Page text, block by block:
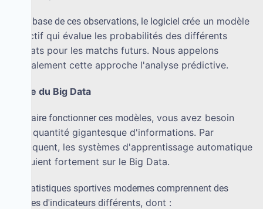
Sur la base de ces observations, le logiciel crée un modèle
dictif qui évalue les probabilités des différents
sultats pour les matchs futurs. Nous appelons
ralement cette approche l'analyse prédictive.
le du Big Data
Pour faire fonctionner ces modèles, vous avez besoin
d'une quantité gigantesque d'informations. Par
équent, les systèmes d'apprentissage automatique
s'appuient fortement sur le Big Data.
Les statistiques sportives modernes comprennent des
dizaines d'indicateurs différents, dont :